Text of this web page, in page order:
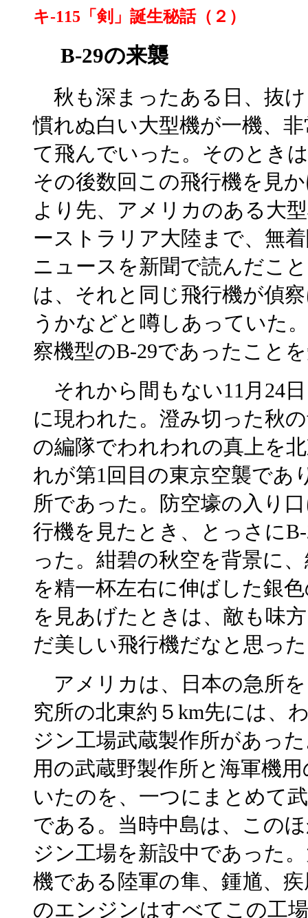
キ-115「剣」誕生秘話（２）
B-29の来襲
秋も深まったある日、抜
慣れぬ白い大型機が一機、
て飛んでいった。そのとき
その後数回この飛行機を見
より先、アメリカのある大
ーストラリア大陸まで、無
ニュースを新聞で読んだこ
は、それと同じ飛行機が偵
うかなどと噂しあっていた
察機型のB-29であったこと
それから間もない11月24
に現われた。澄み切った秋
の編隊でわれわれの真上を
れが第1回目の東京空襲であ
所であった。防空壕の入り
行機を見たとき、
とっさに
った。紺碧の秋空を背景に
を精一杯左右に伸ばした銀
を見あげたときは、敵も味
だ美しい飛行機だなと思っ
アメリカは、日本の急所
究所の北東約５km先には、
ジン工場武蔵製作所があっ
用の武蔵野製作所と海軍機
いたのを、一つにまとめて
である。当時中島は、この
ジン工場を新設中であった
機である陸軍の隼、鍾馗、
のエンジンはすべてこの工